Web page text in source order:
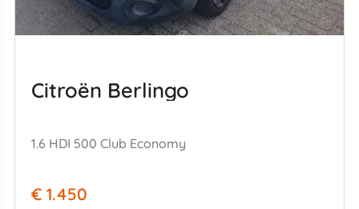
Citroën Berlingo
1.6 HDI 500 Club Economy
€ 1.450